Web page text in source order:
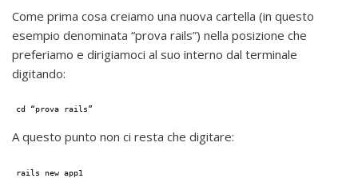
Come prima cosa creiamo una nuova cartella (in questo
esempio denominata “prova rails”) nella posizione che
preferiamo e dirigiamoci al suo interno dal terminale
digitando:
cd “prova rails”
A questo punto non ci resta che digitare:
rails new app1